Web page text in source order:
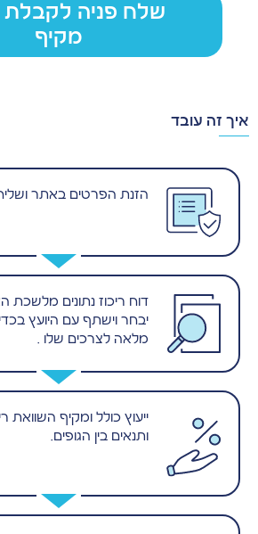
שלח פניה לקבלת
מקיף
איך זה עובד
הזנת הפרטים באתר
דוח ריכוז נתונים
יבחר וישתף עם היועץ
מלאה לצרכים שלו .
ייעוץ כולל ומקיף השוואת
ותנאים בין הגופים.